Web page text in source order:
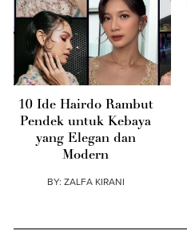
10 Ide Hairdo Rambut
Pendek untuk Kebaya
yang Elegan dan
Modern
BY: ZALFA KIRANI